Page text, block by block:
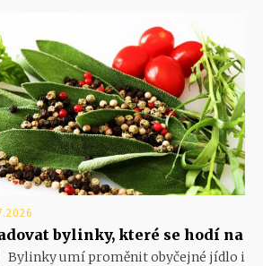
bylinky, které se hodí na
Bylinky umí proměnit obyčejné jídlo i